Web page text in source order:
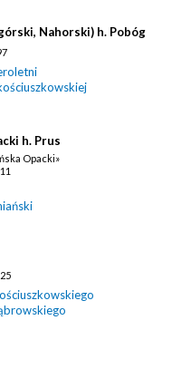
Nahorski) h. Pobóg
h. Prus
Opacki»